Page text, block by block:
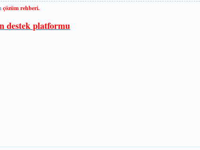
çözüm rehberi.
destek platformu